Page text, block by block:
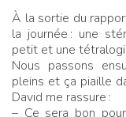
À la sortie du
la journée : une
petit et une
Nous passons
pleins et ça piaille
David me rassure :
– Ce sera bon pour